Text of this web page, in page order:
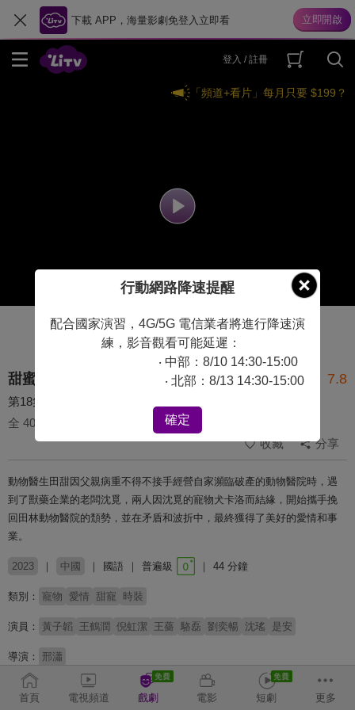
下載 APP，海量影劇免登入立即看
登入 / 註冊
「頻道+看片」每月只要 $199？
甜蜜的你 7.8
第18集
全 40 集
收藏
分享
動物醫生田甜因父親病重不得不接手經營自家瀕臨破產的動物醫院時，遇
到了獸藥企業的老闆沈覓，兩人因沈覓的寵物犬卡洛而結緣，開始攜手挽
回田林動物醫院的頹勢，並在矛盾和波折中，最終獲得了美好的愛情和事
業。
2023 中國 國語 普遍級 44 分鐘
類別： 寵物 愛情 甜寵 時裝
演員： 黃子韜 王鶴潤 倪虹潔 王薔 駱磊 劉奕暢 沈瑤 是安
導演： 邢瀟
首頁 電視頻道 戲劇 電影 短劇 更多
行動網路降速提醒
配合國家演習，4G/5G 電信業者將進行降速演
練，影音觀看可能延遲：
‧ 中部：8/10 14:30-15:00
‧ 北部：8/13 14:30-15:00
確定